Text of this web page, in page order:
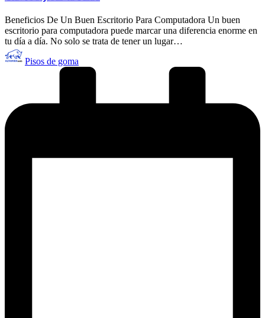
Beneficios De Un Buen Escritorio Para Computadora Un buen
escritorio para computadora puede marcar una diferencia enorme en
tu día a día. No solo se trata de tener un lugar…
Publicado
por
Pisos de goma